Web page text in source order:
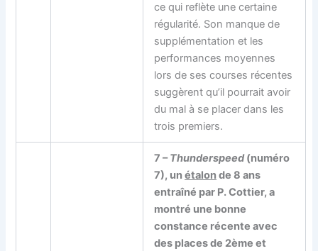
ce qui reflète une certaine
régularité. Son manque de
supplémentation et les
performances moyennes
lors de ses courses récentes
suggèrent qu’il pourrait avoir
du mal à se placer dans les
trois premiers.
7 –Thunderspeed(numéro
7), unétalonde 8 ans
entraîné par P. Cottier, a
montré une bonne
constance récente avec
des places de 2ème et